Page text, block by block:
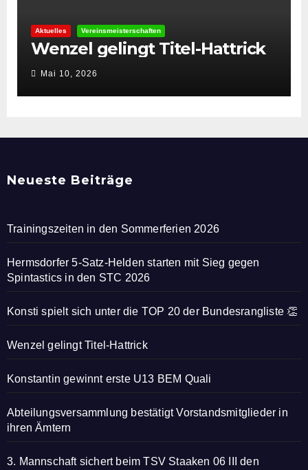
Aktuelles Vereinsmeisterschaften
Wenzel gelingt Titel-Hattrick
Mai 10, 2026
Neueste Beiträge
Trainingszeiten in den Sommerferien 2026
Hermsdorfer 5-Satz-Helden starten mit Sieg gegen
Spintastics in den STC 2026
Konsti spielt sich unter die TOP 20 der Bundesrangliste 👏
Wenzel gelingt Titel-Hattrick
Konstantin gewinnt erste U13 BEM Quali
Abteilungsversammlung bestätigt Vorstandsmitglieder in
ihren Ämtern
3. Mannschaft sichert beim TSV Staaken 06 III den